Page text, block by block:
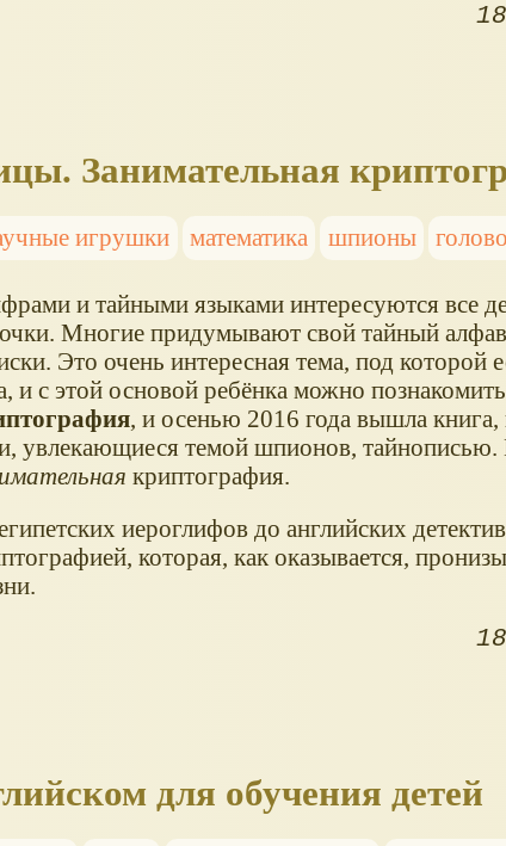
Занимательная
игрушки математика шпионы
и тайными языками интересуются все
Многие придумывают свой тайный
Это очень интересная тема, под которой
и с этой основой ребёнка можно
, и осенью 2016 года вышла книга,
увлекающиеся темой шпионов, тайнописью.
криптография.
иероглифов до английских
которая, как оказывается,
для обучения детей